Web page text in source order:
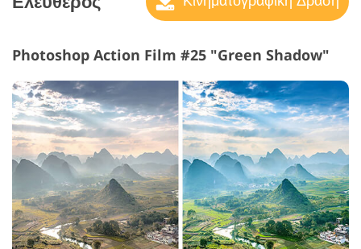
Photoshop Action Film #25 "Green Shadow"